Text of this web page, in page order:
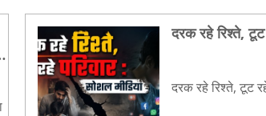
दरक रहे रिश्ते, टूट
दरक रहे रिश्ते, टूट